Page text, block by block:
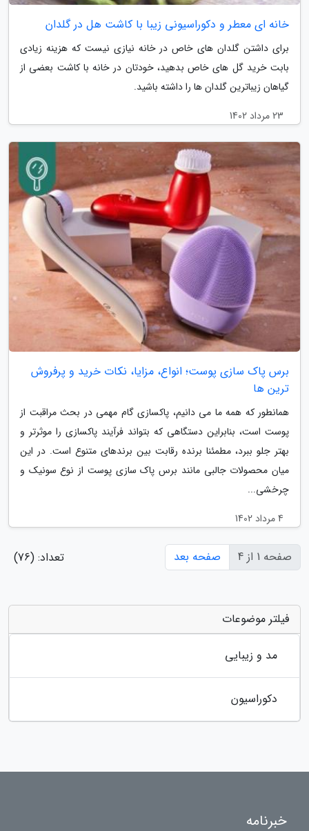
خانه ای معطر و دکوراسیونی زیبا با کاشت هل در گلدان
برای داشتن گلدان های خاص در خانه نیازی نیست که هزینه زیادی
بابت خرید گل های خاص بدهید، خودتان در خانه با کاشت بعضی از
گیاهان زیباترین گلدان ها را داشته باشید.
23 مرداد 1402
برس پاک سازی پوست؛ انواع، مزایا، نکات خرید و پرفروش
ترین ها
همانطور که همه ما می دانیم، پاکسازی گام مهمی در بحث مراقبت از
پوست است، بنابراین دستگاهی که بتواند فرآیند پاکسازی را موثرتر و
بهتر جلو ببرد، مطمئنا برنده رقابت بین برندهای متنوع است. در این
میان محصولات جالبی مانند برس پاک سازی پوست از نوع سونیک و
چرخشی...
4 مرداد 1402
صفحه 1 از 4 صفحه بعد تعداد: (76)
فیلتر موضوعات
مد و زیبایی
دکوراسیون
خبرنامه